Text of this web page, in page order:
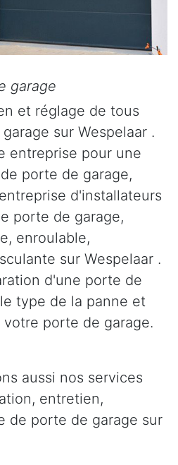
garage
et réglage de tous
sur Wespelaar .
entreprise pour une
porte de garage,
d'installateurs
porte de garage,
enroulable,
sur Wespelaar .
d'une porte de
type de la panne et
porte de garage.
aussi nos services
entretien,
de porte de garage sur